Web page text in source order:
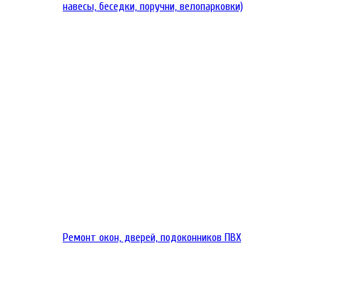
навесы, беседки, поручни, велопарковки)
Ремонт окон, дверей, подоконников ПВХ